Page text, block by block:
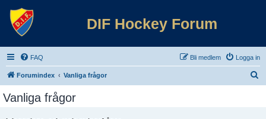
DIF Hockey Forum
FAQ Logga in
Bli medlem
Forumindex Vanliga frågor
Vanliga frågor